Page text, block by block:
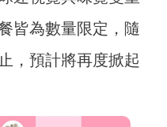
皆為數量限定，隨
，預計將再度掀起